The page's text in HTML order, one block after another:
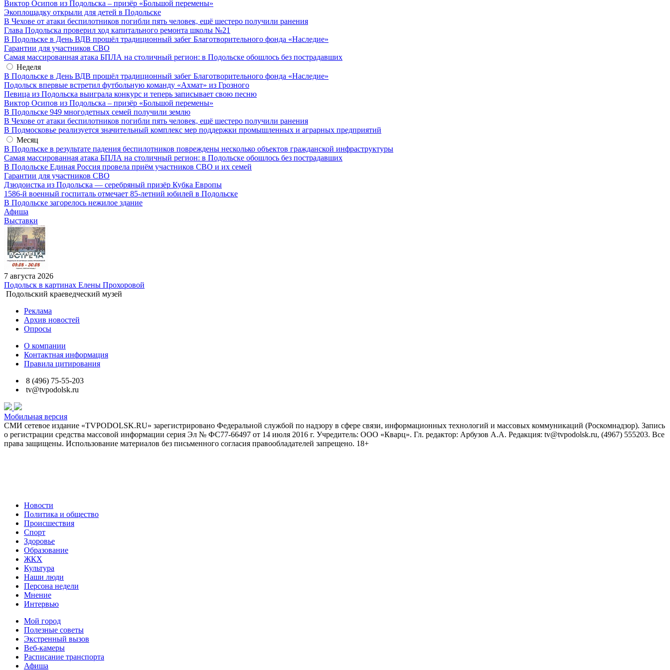
Виктор Осипов из Подольска – призёр «Большой перемены»
Экоплощадку открыли для детей в Подольске
В Чехове от атаки беспилотников погибли пять человек, ещё шестеро получили ранения
Глава Подольска проверил ход капитального ремонта школы №21
В Подольске в День ВДВ прошёл традиционный забег Благотворительного фонда «Наследие»
Гарантии для участников СВО
Самая массированная атака БПЛА на столичный регион: в Подольске обошлось без пострадавших
Неделя
В Подольске в День ВДВ прошёл традиционный забег Благотворительного фонда «Наследие»
Подольск впервые встретил футбольную команду «Ахмат» из Грозного
Певица из Подольска выиграла конкурс и теперь записывает свою песню
Виктор Осипов из Подольска – призёр «Большой перемены»
В Подольске 949 многодетных семей получили землю
В Чехове от атаки беспилотников погибли пять человек, ещё шестеро получили ранения
В Подмосковье реализуется значительный комплекс мер поддержки промышленных и аграрных предприятий
Месяц
В Подольске в результате падения беспилотников повреждены несколько объектов гражданской инфраструктуры
Самая массированная атака БПЛА на столичный регион: в Подольске обошлось без пострадавших
В Подольске Единая Россия провела приём участников СВО и их семей
Гарантии для участников СВО
Дзюдоистка из Подольска — серебряный призёр Кубка Европы
1586-й военный госпиталь отмечает 85-летний юбилей в Подольске
В Подольске загорелось нежилое здание
Афиша
Выставки
7 августа 2026
Подольск в картинах Елены Прохоровой
Подольский краеведческий музей
Реклама
Архив новостей
Опросы
О компании
Контактная информация
Правила цитирования
8 (496) 75-55-203
tv@tvpodolsk.ru
Мобильная версия
СМИ сетевое издание «TVPODOLSK.RU» зарегистрировано Федеральной службой по надзору в сфере связи, информационных технологий и массовых коммуникаций (Роскомнадзор). Запись
о регистрации средства массовой информации серия Эл № ФС77-66497 от 14 июля 2016 г. Учредитель: ООО «Кварц». Гл. редактор: Арбузов А.А. Редакция: tv@tvpodolsk.ru, (4967) 555203. Все
права защищены. Использование материалов без письменного согласия правообладателей запрещено. 18+
Новости
Политика и общество
Происшествия
Спорт
Здоровье
Образование
ЖКХ
Культура
Наши люди
Персона недели
Мнение
Интервью
Мой город
Полезные советы
Экстренный вызов
Веб-камеры
Расписание транспорта
Афиша